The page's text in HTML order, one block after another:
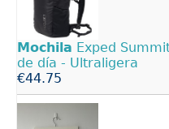
Mochila Exped
de día - Ultraligera
€44.75